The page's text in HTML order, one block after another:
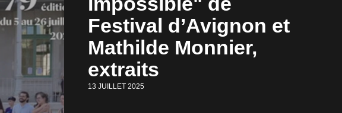
Festival d’Avignon et
Mathilde Monnier,
extraits
13 JUILLET 2025